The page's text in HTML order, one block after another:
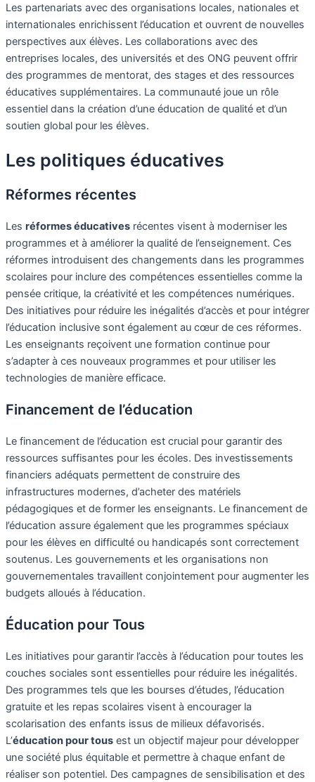
Les partenariats avec des organisations locales, nationales et
internationales enrichissent l’éducation et ouvrent de nouvelles
perspectives aux élèves. Les collaborations avec des
entreprises locales, des universités et des ONG peuvent offrir
des programmes de mentorat, des stages et des ressources
éducatives supplémentaires. La communauté joue un rôle
essentiel dans la création d’une éducation de qualité et d’un
soutien global pour les élèves.
Les politiques éducatives
Réformes récentes
Les réformes éducatives récentes visent à moderniser les
programmes et à améliorer la qualité de l’enseignement. Ces
réformes introduisent des changements dans les programmes
scolaires pour inclure des compétences essentielles comme la
pensée critique, la créativité et les compétences numériques.
Des initiatives pour réduire les inégalités d’accès et pour intégrer
l’éducation inclusive sont également au cœur de ces réformes.
Les enseignants reçoivent une formation continue pour
s’adapter à ces nouveaux programmes et pour utiliser les
technologies de manière efficace.
Financement de l’éducation
Le financement de l’éducation est crucial pour garantir des
ressources suffisantes pour les écoles. Des investissements
financiers adéquats permettent de construire des
infrastructures modernes, d’acheter des matériels
pédagogiques et de former les enseignants. Le financement de
l’éducation assure également que les programmes spéciaux
pour les élèves en difficulté ou handicapés sont correctement
soutenus. Les gouvernements et les organisations non
gouvernementales travaillent conjointement pour augmenter les
budgets alloués à l’éducation.
Éducation pour Tous
Les initiatives pour garantir l’accès à l’éducation pour toutes les
couches sociales sont essentielles pour réduire les inégalités.
Des programmes tels que les bourses d’études, l’éducation
gratuite et les repas scolaires visent à encourager la
scolarisation des enfants issus de milieux défavorisés.
L’éducation pour tous est un objectif majeur pour développer
une société plus équitable et permettre à chaque enfant de
réaliser son potentiel. Des campagnes de sensibilisation et des